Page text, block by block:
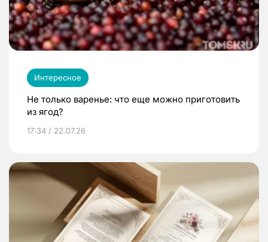
Интересное
Не только варенье: что еще можно приготовить
из ягод?
17:34 / 22.07.26